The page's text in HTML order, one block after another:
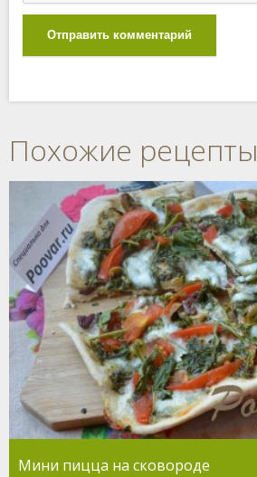
Отправить комментарий
Похожие рецепты
Мини пицца на сковороде